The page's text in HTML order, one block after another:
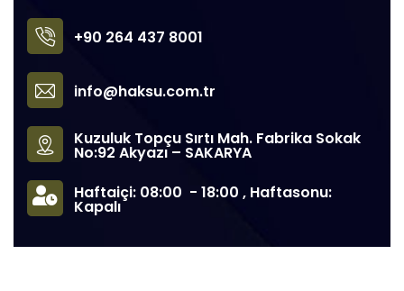
+90 264 437 8001
info@haksu.com.tr
Kuzuluk Topçu Sırtı Mah. Fabrika Sokak
No:92 Akyazı – SAKARYA
Haftaiçi: 08:00 - 18:00 , Haftasonu:
Kapalı